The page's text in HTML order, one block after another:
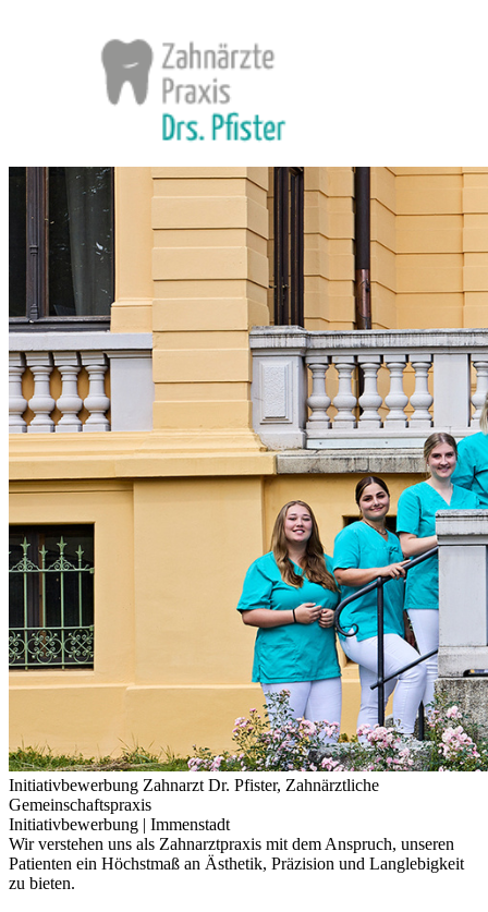
Initiativbewerbung Zahnarzt Dr. Pfister, Zahnärztliche
Gemeinschaftspraxis
Initiativbewerbung | Immenstadt
Wir verstehen uns als Zahnarztpraxis mit dem Anspruch, unseren
Patienten ein Höchstmaß an Ästhetik, Präzision und Langlebigkeit
zu bieten.